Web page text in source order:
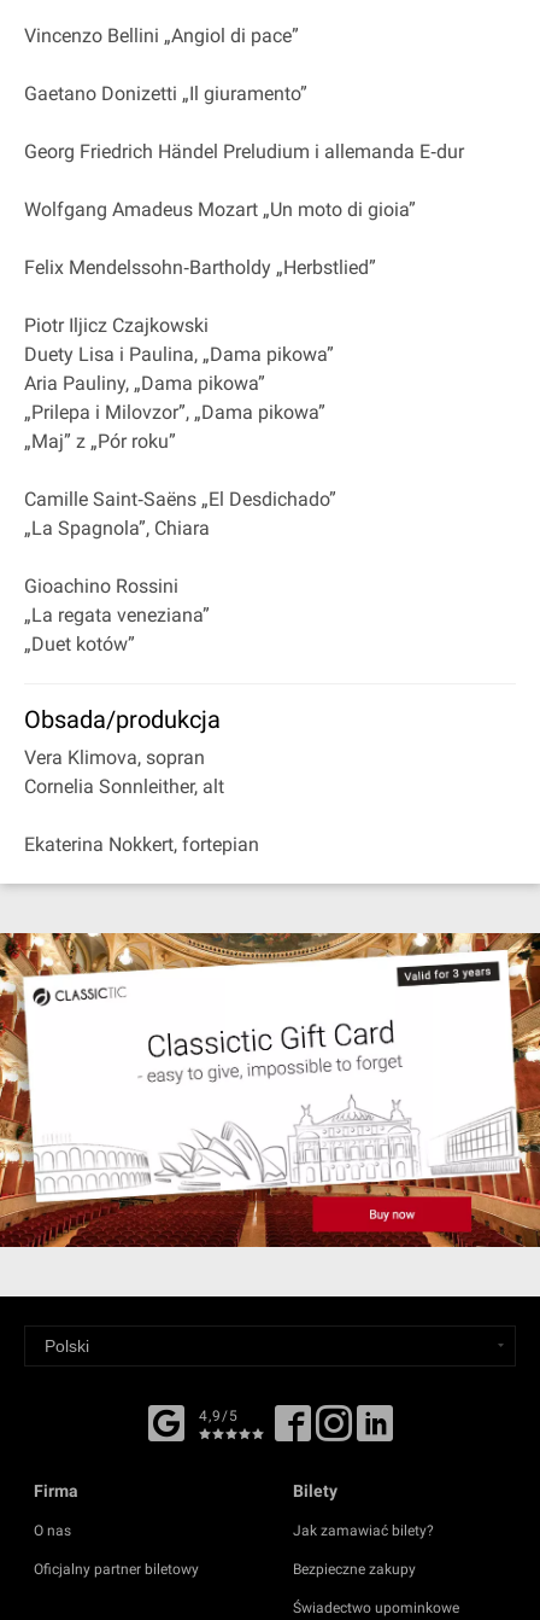
Vincenzo Bellini „Angiol di pace”
Gaetano Donizetti „Il giuramento”
Georg Friedrich Händel Preludium i allemanda E‐dur
Wolfgang Amadeus Mozart „Un moto di gioia”
Felix Mendelssohn‐Bartholdy „Herbstlied”
Piotr Iljicz Czajkowski
Duety Lisa i Paulina, „Dama pikowa”
Aria Pauliny, „Dama pikowa”
„Prilepa i Milovzor”, „Dama pikowa”
„Maj” z „Pór roku”
Camille Saint‐Saëns „El Desdichado”
„La Spagnola”, Chiara
Gioachino Rossini
„La regata veneziana”
„Duet kotów”
Obsada/produkcja
Vera Klimova, sopran
Cornelia Sonnleither, alt
Ekaterina Nokkert, fortepian
4,9/5
Firma
O nas
Oficjalny partner biletowy
Bilety
Jak zamawiać bilety?
Bezpieczne zakupy
Świadectwo upominkowe